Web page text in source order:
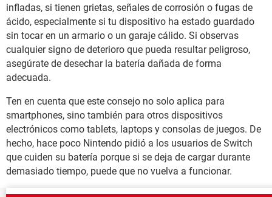
infladas, si tienen grietas, señales de corrosión o fugas de
ácido, especialmente si tu dispositivo ha estado guardado
sin tocar en un armario o un garaje cálido. Si observas
cualquier signo de deterioro que pueda resultar peligroso,
asegúrate de desechar la batería dañada de forma
adecuada.
Ten en cuenta que este consejo no solo aplica para
smartphones, sino también para otros dispositivos
electrónicos como tablets, laptops y consolas de juegos. De
hecho, hace poco Nintendo pidió a los usuarios de Switch
que cuiden su batería porque si se deja de cargar durante
demasiado tiempo, puede que no vuelva a funcionar.